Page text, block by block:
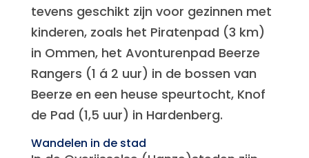
tevens geschikt zijn voor gezinnen met
kinderen, zoals het Piratenpad (3 km)
in Ommen, het Avonturenpad Beerze
Rangers (1 á 2 uur) in de bossen van
Beerze en een heuse speurtocht, Knof
de Pad (1,5 uur) in Hardenberg.
Wandelen in de stad